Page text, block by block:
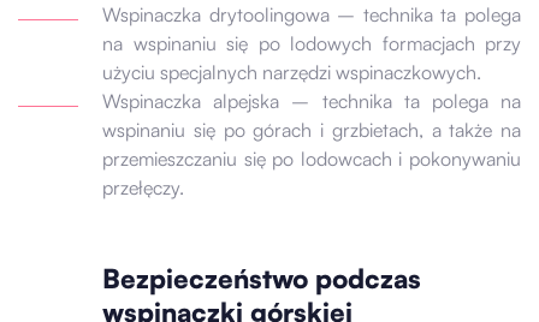
Wspinaczka drytoolingowa – technika ta polega
na wspinaniu się po lodowych formacjach przy
użyciu specjalnych narzędzi wspinaczkowych.
Wspinaczka alpejska – technika ta polega na
wspinaniu się po górach i grzbietach, a także na
przemieszczaniu się po lodowcach i pokonywaniu
przełęczy.
Bezpieczeństwo podczas
wspinaczki górskiej